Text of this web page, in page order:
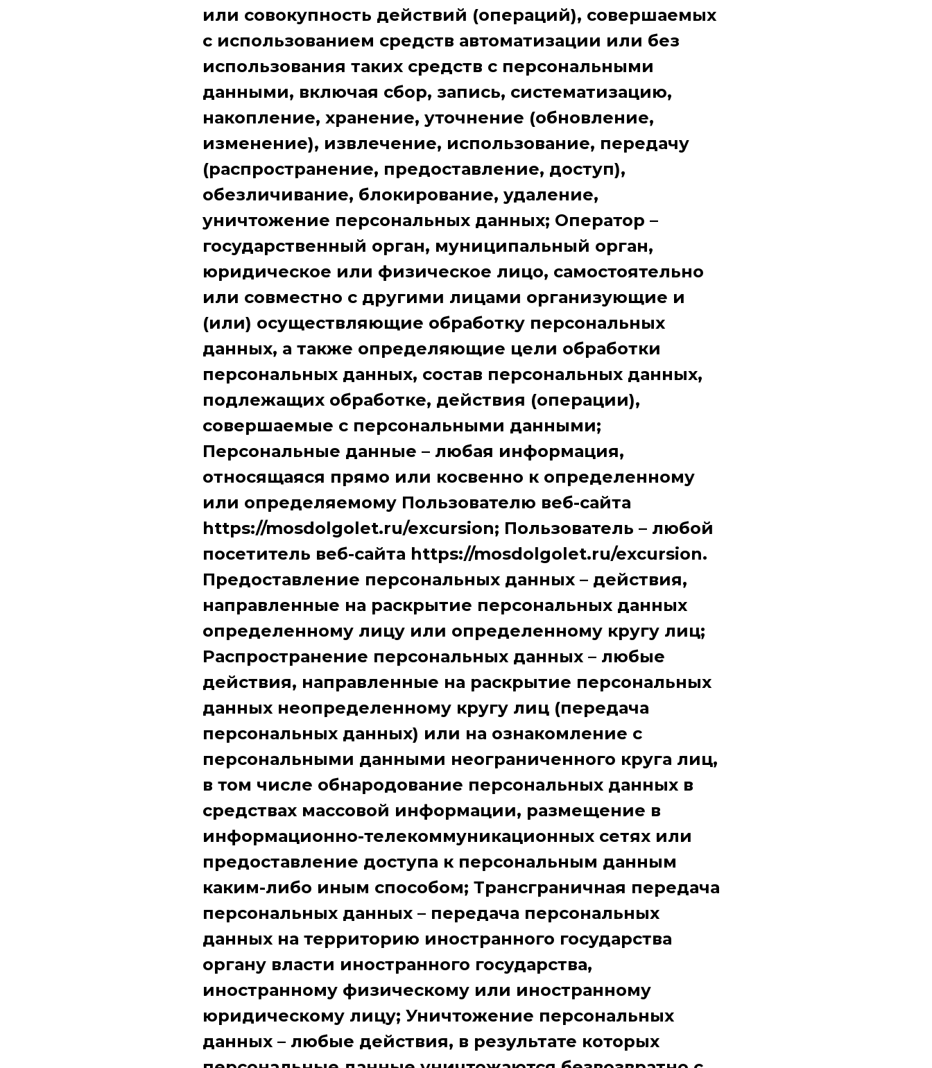
или совокупность действий (операций), совершаемых
с использованием средств автоматизации или без
использования таких средств с персональными
данными, включая сбор, запись, систематизацию,
накопление, хранение, уточнение (обновление,
изменение), извлечение, использование, передачу
(распространение, предоставление, доступ),
обезличивание, блокирование, удаление,
уничтожение персональных данных; Оператор –
государственный орган, муниципальный орган,
юридическое или физическое лицо, самостоятельно
или совместно с другими лицами организующие и
(или) осуществляющие обработку персональных
данных, а также определяющие цели обработки
персональных данных, состав персональных данных,
подлежащих обработке, действия (операции),
совершаемые с персональными данными;
Персональные данные – любая информация,
относящаяся прямо или косвенно к определенному
или определяемому Пользователю веб-сайта
https://mosdolgolet.ru/excursion; Пользователь – любой
посетитель веб-сайта https://mosdolgolet.ru/excursion.
Предоставление персональных данных – действия,
направленные на раскрытие персональных данных
определенному лицу или определенному кругу лиц;
Распространение персональных данных – любые
действия, направленные на раскрытие персональных
данных неопределенному кругу лиц (передача
персональных данных) или на ознакомление с
персональными данными неограниченного круга лиц,
в том числе обнародование персональных данных в
средствах массовой информации, размещение в
информационно-телекоммуникационных сетях или
предоставление доступа к персональным данным
каким-либо иным способом; Трансграничная передача
персональных данных – передача персональных
данных на территорию иностранного государства
органу власти иностранного государства,
иностранному физическому или иностранному
юридическому лицу; Уничтожение персональных
данных – любые действия, в результате которых